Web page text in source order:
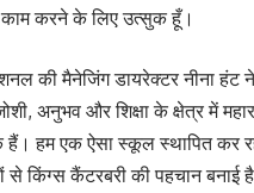
करने के लिए उत्सुक हूँ।
की मैनेजिंग डायरेक्टर नीना
अनुभव और शिक्षा के क्षेत्र में
हम एक ऐसा स्कूल स्थापित कर रहे
किंग्स कैंटरबरी की पहचान बनाई